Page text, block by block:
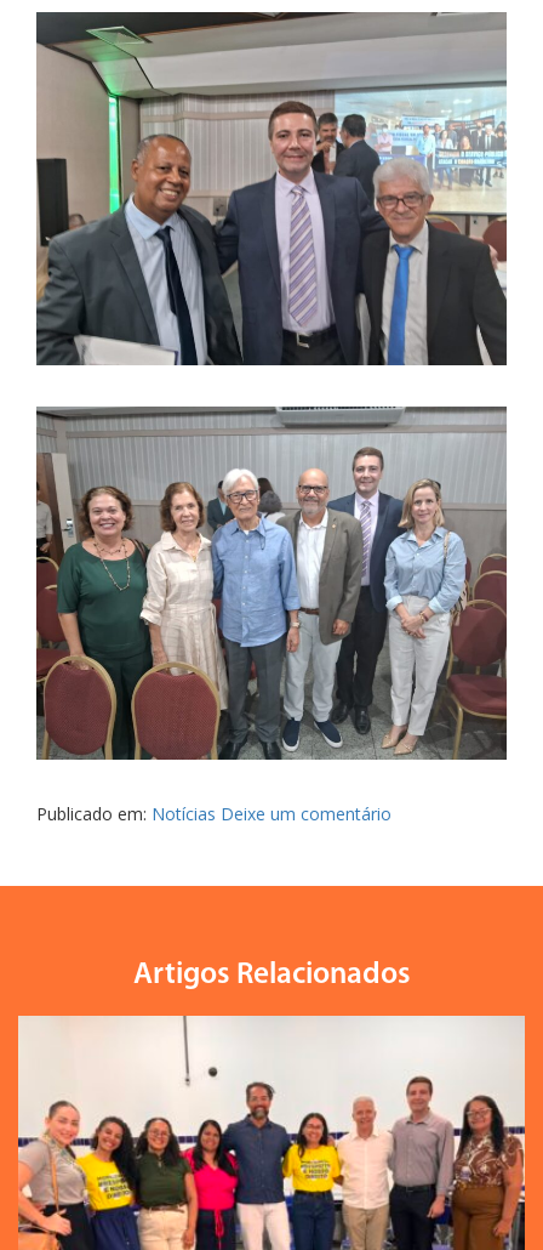
Publicado em: Notícias Deixe um comentário
Artigos Relacionados